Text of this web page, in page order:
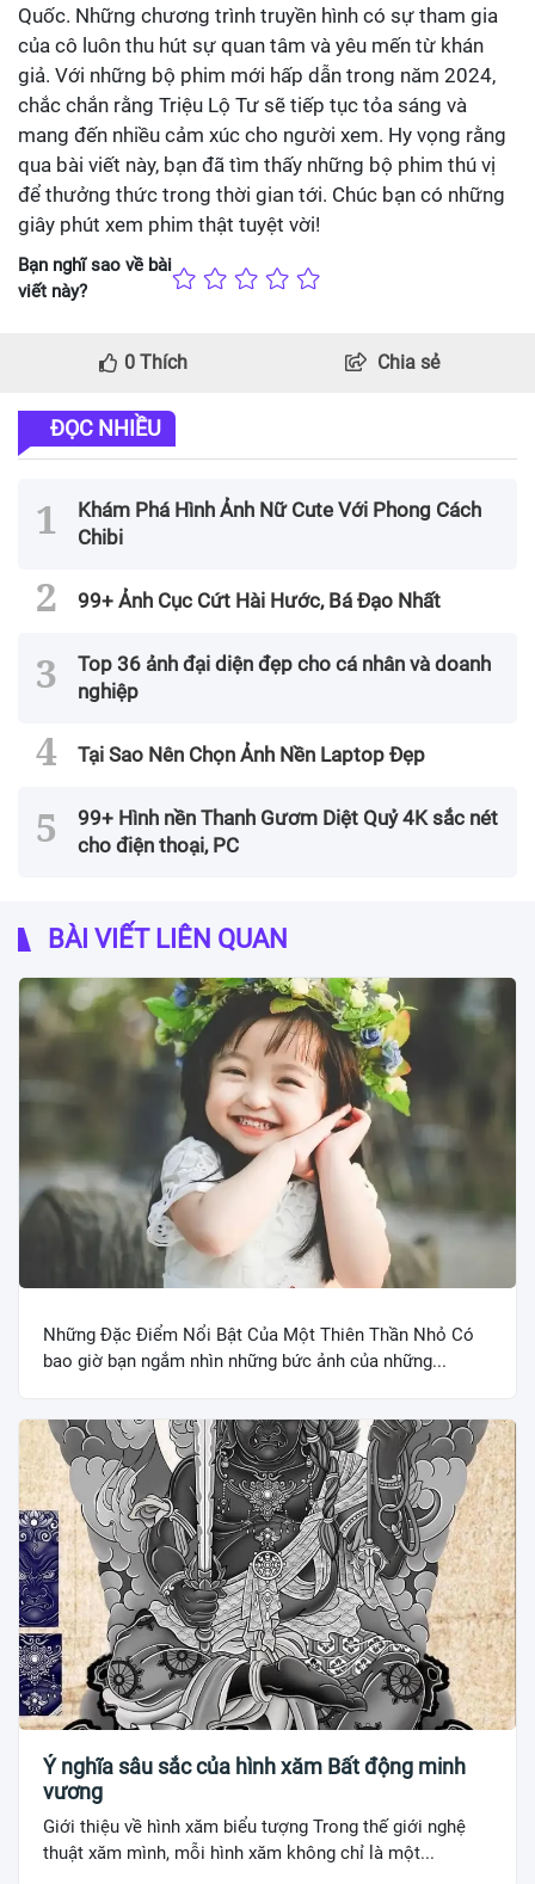
Quốc. Những chương trình truyền hình có sự tham gia
của cô luôn thu hút sự quan tâm và yêu mến từ khán
giả. Với những bộ phim mới hấp dẫn trong năm 2024,
chắc chắn rằng Triệu Lộ Tư sẽ tiếp tục tỏa sáng và
mang đến nhiều cảm xúc cho người xem. Hy vọng rằng
qua bài viết này, bạn đã tìm thấy những bộ phim thú vị
để thưởng thức trong thời gian tới. Chúc bạn có những
giây phút xem phim thật tuyệt vời!
Bạn nghĩ sao về bài
viết này?
0 Thích Chia sẻ
ĐỌC NHIỀU
Khám Phá Hình Ảnh Nữ Cute Với Phong Cách
Chibi
99+ Ảnh Cục Cứt Hài Hước, Bá Đạo Nhất
Top 36 ảnh đại diện đẹp cho cá nhân và doanh
nghiệp
Tại Sao Nên Chọn Ảnh Nền Laptop Đẹp
99+ Hình nền Thanh Gươm Diệt Quỷ 4K sắc nét
cho điện thoại, PC
BÀI VIẾT LIÊN QUAN
Những Đặc Điểm Nổi Bật Của Một Thiên Thần Nhỏ Có
bao giờ bạn ngắm nhìn những bức ảnh của những...
Ý nghĩa sâu sắc của hình xăm Bất động minh
vương
Giới thiệu về hình xăm biểu tượng Trong thế giới nghệ
thuật xăm mình, mỗi hình xăm không chỉ là một...